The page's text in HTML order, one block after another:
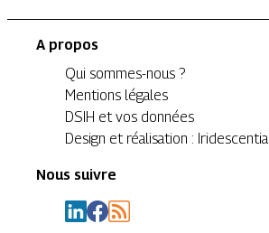
A propos
Qui sommes-nous ?
Mentions légales
DSIH et vos données
Design et réalisation : Iridescentia
Nous suivre